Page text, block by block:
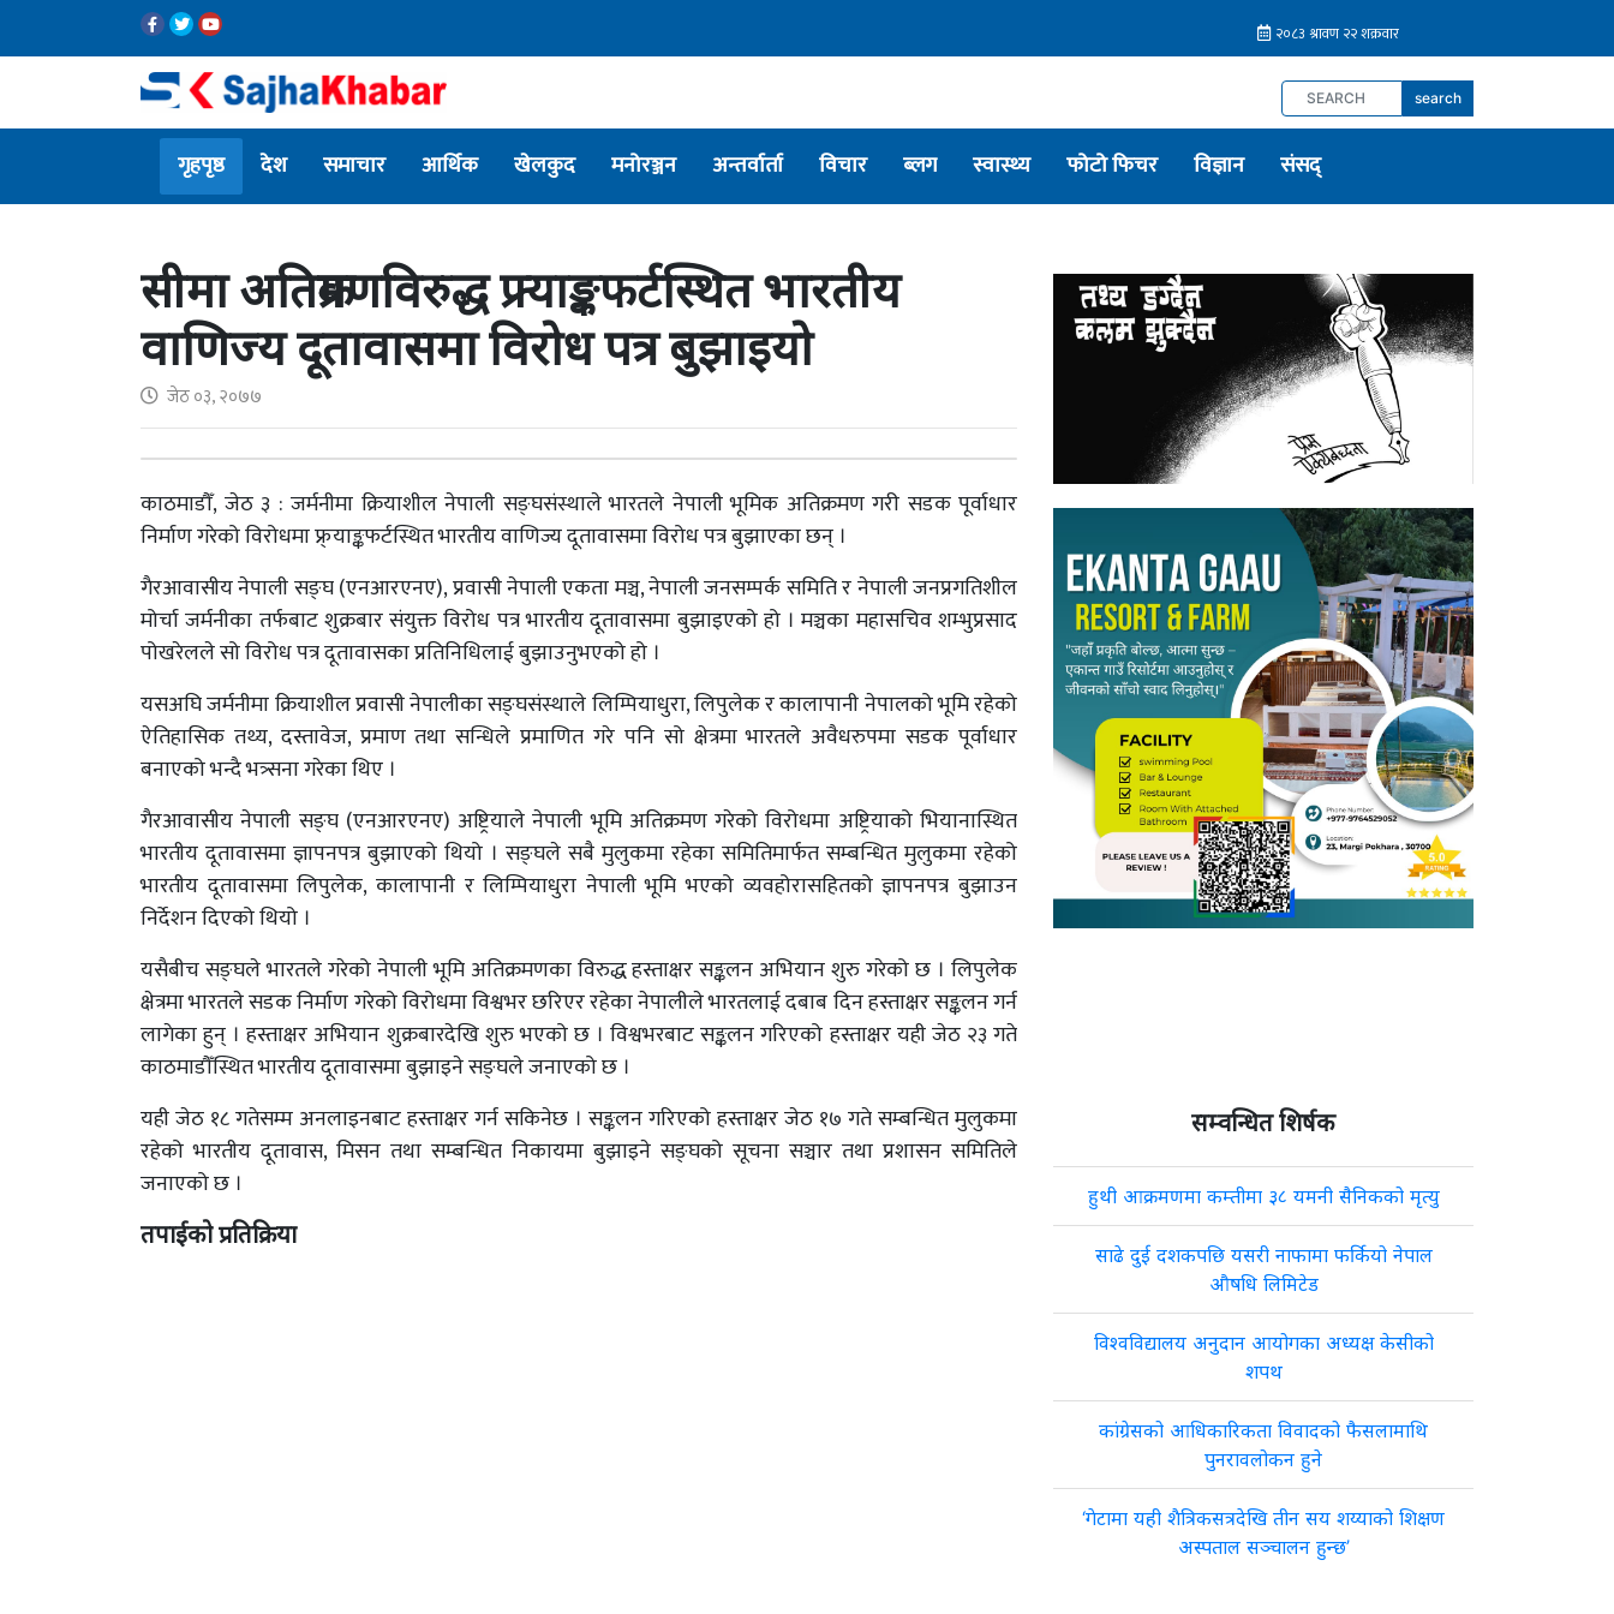
search
गृहपृष्ठ देश समाचार आर्थिक खेलकुद मनोरञ्जन अन्तर्वार्ता विचार ब्लग स्वास्थ्य फोटो फिचर विज्ञान संसद्
सीमा अतिक्रमणविरुद्ध फ्र्याङ्कफर्टस्थित भारतीय
वाणिज्य दूतावासमा विरोध पत्र बुझाइयो
जेठ ०३, २०७७
काठमाडौँ, जेठ ३ : जर्मनीमा क्रियाशील नेपाली सङ्घसंस्थाले भारतले नेपाली भूमिक अतिक्रमण गरी सडक पूर्वाधार
निर्माण गरेको विरोधमा फ्र्याङ्कफर्टस्थित भारतीय वाणिज्य दूतावासमा विरोध पत्र बुझाएका छन् ।
गैरआवासीय नेपाली सङ्घ (एनआरएनए), प्रवासी नेपाली एकता मञ्च, नेपाली जनसम्पर्क समिति र नेपाली जनप्रगतिशील
मोर्चा जर्मनीका तर्फबाट शुक्रबार संयुक्त विरोध पत्र भारतीय दूतावासमा बुझाइएको हो । मञ्चका महासचिव शम्भुप्रसाद
पोखरेलले सो विरोध पत्र दूतावासका प्रतिनिधिलाई बुझाउनुभएको हो ।
यसअघि जर्मनीमा क्रियाशील प्रवासी नेपालीका सङ्घसंस्थाले लिम्पियाधुरा, लिपुलेक र कालापानी नेपालको भूमि रहेको
ऐतिहासिक तथ्य, दस्तावेज, प्रमाण तथा सन्धिले प्रमाणित गरे पनि सो क्षेत्रमा भारतले अवैधरुपमा सडक पूर्वाधार
बनाएको भन्दै भत्र्सना गरेका थिए ।
गैरआवासीय नेपाली सङ्घ (एनआरएनए) अष्ट्रियाले नेपाली भूमि अतिक्रमण गरेको विरोधमा अष्ट्रियाको भियानास्थित
भारतीय दूतावासमा ज्ञापनपत्र बुझाएको थियो । सङ्घले सबै मुलुकमा रहेका समितिमार्फत सम्बन्धित मुलुकमा रहेको
भारतीय दूतावासमा लिपुलेक, कालापानी र लिम्पियाधुरा नेपाली भूमि भएको व्यवहोरासहितको ज्ञापनपत्र बुझाउन
निर्देशन दिएको थियो ।
यसैबीच सङ्घले भारतले गरेको नेपाली भूमि अतिक्रमणका विरुद्ध हस्ताक्षर सङ्कलन अभियान शुरु गरेको छ । लिपुलेक
क्षेत्रमा भारतले सडक निर्माण गरेको विरोधमा विश्वभर छरिएर रहेका नेपालीले भारतलाई दबाब दिन हस्ताक्षर सङ्कलन गर्न
लागेका हुन् । हस्ताक्षर अभियान शुक्रबारदेखि शुरु भएको छ । विश्वभरबाट सङ्कलन गरिएको हस्ताक्षर यही जेठ २३ गते
काठमाडौँस्थित भारतीय दूतावासमा बुझाइने सङ्घले जनाएको छ ।
यही जेठ १८ गतेसम्म अनलाइनबाट हस्ताक्षर गर्न सकिनेछ । सङ्कलन गरिएको हस्ताक्षर जेठ १७ गते सम्बन्धित मुलुकमा
रहेको भारतीय दूतावास, मिसन तथा सम्बन्धित निकायमा बुझाइने सङ्घको सूचना सञ्चार तथा प्रशासन समितिले
जनाएको छ ।
तपाईको प्रतिक्रिया
सम्वन्धित शिर्षक
हुथी आक्रमणमा कम्तीमा ३८ यमनी सैनिकको मृत्यु
साढे दुई दशकपछि यसरी नाफामा फर्कियो नेपाल
औषधि लिमिटेड
विश्वविद्यालय अनुदान आयोगका अध्यक्ष केसीको
शपथ
कांग्रेसको आधिकारिकता विवादको फैसलामाथि
पुनरावलोकन हुने
‘गेटामा यही शैत्रिकसत्रदेखि तीन सय शय्याको शिक्षण
अस्पताल सञ्चालन हुन्छ’